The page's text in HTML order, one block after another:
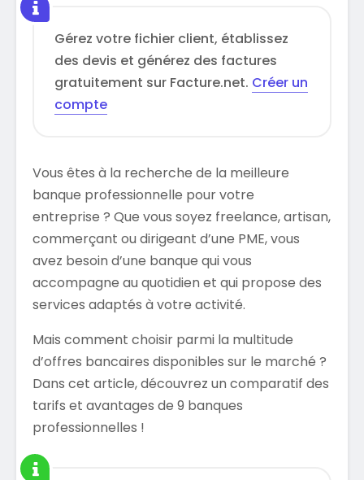
Gérez votre fichier client, établissez
des devis et générez des factures
gratuitement sur Facture.net. Créer un
compte
Vous êtes à la recherche de la meilleure
banque professionnelle pour votre
entreprise ? Que vous soyez freelance, artisan,
commerçant ou dirigeant d’une PME, vous
avez besoin d’une banque qui vous
accompagne au quotidien et qui propose des
services adaptés à votre activité.
Mais comment choisir parmi la multitude
d’offres bancaires disponibles sur le marché ?
Dans cet article, découvrez un comparatif des
tarifs et avantages de 9 banques
professionnelles !